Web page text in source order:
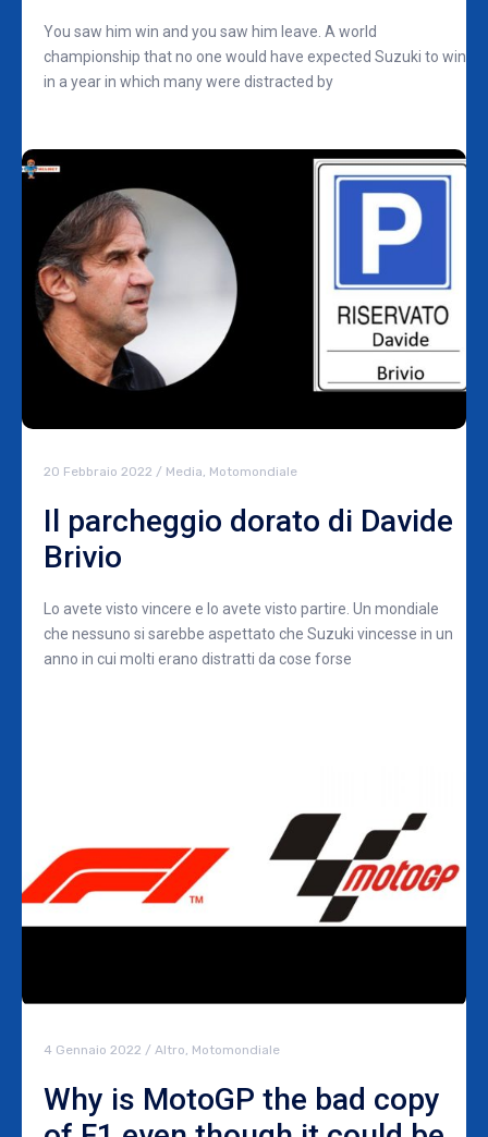
You saw him win and you saw him leave. A world
championship that no one would have expected Suzuki to win
in a year in which many were distracted by
20 Febbraio 2022 / Media, Motomondiale
Il parcheggio dorato di Davide
Brivio
Lo avete visto vincere e lo avete visto partire. Un mondiale
che nessuno si sarebbe aspettato che Suzuki vincesse in un
anno in cui molti erano distratti da cose forse
4 Gennaio 2022 / Altro Motomondiale
Why is MotoGP the bad copy